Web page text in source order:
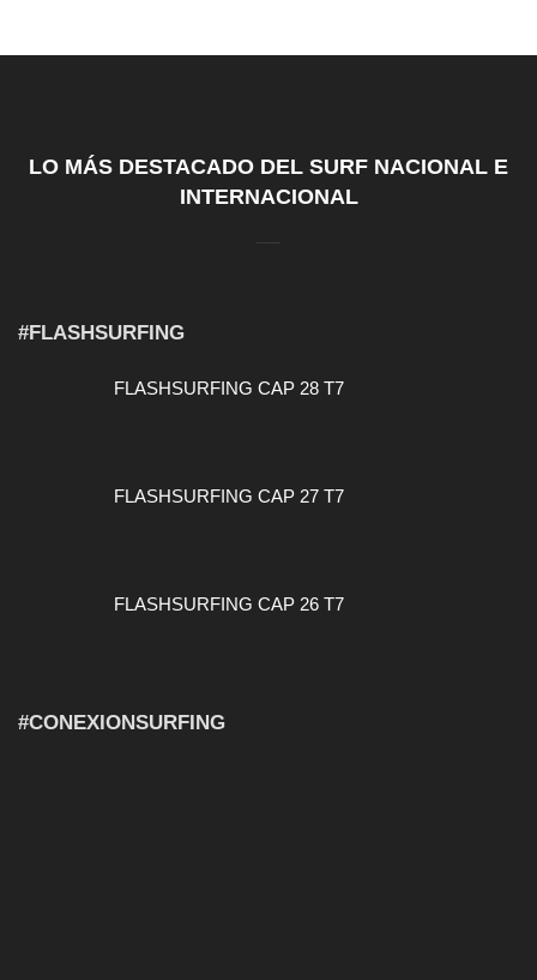
LO MÁS DESTACADO DEL SURF NACIONAL E
INTERNACIONAL
#FLASHSURFING
FLASHSURFING CAP 28 T7
FLASHSURFING CAP 27 T7
FLASHSURFING CAP 26 T7
#CONEXIONSURFING